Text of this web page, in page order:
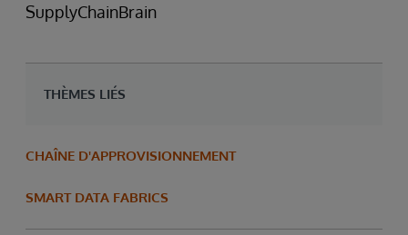
SupplyChainBrain
THÈMES LIÉS
CHAÎNE D'APPROVISIONNEMENT
SMART DATA FABRICS